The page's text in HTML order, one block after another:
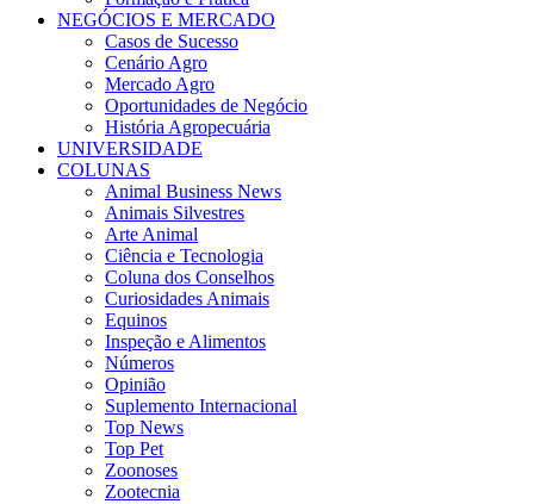
NEGÓCIOS E MERCADO
Casos de Sucesso
Cenário Agro
Mercado Agro
Oportunidades de Negócio
História Agropecuária
UNIVERSIDADE
COLUNAS
Animal Business News
Animais Silvestres
Arte Animal
Ciência e Tecnologia
Coluna dos Conselhos
Curiosidades Animais
Equinos
Inspeção e Alimentos
Números
Opinião
Suplemento Internacional
Top News
Top Pet
Zoonoses
Zootecnia